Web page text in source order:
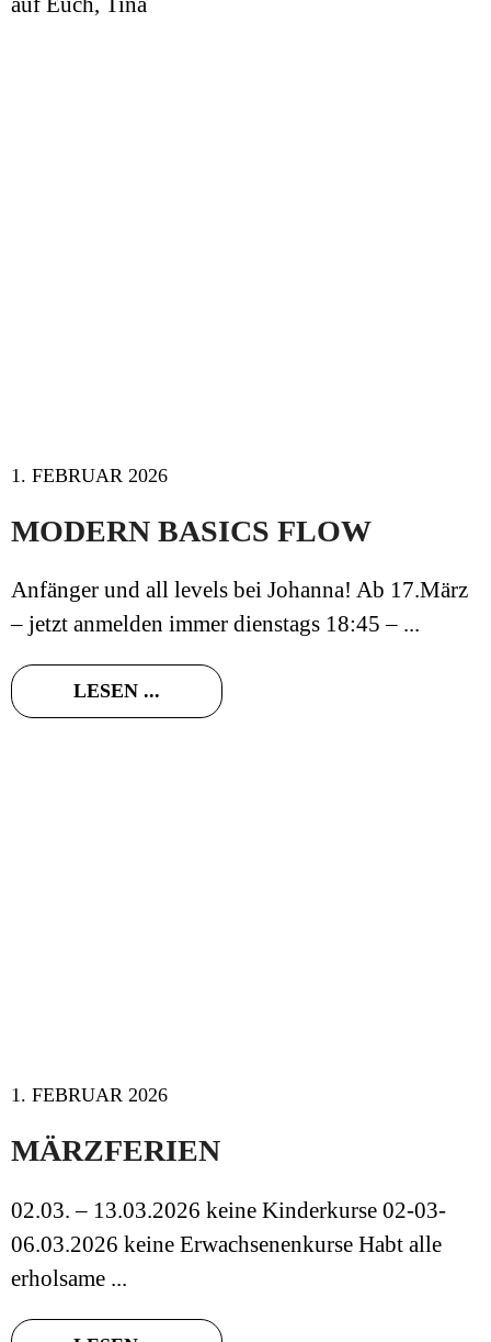
1. FEBRUAR 2026
MODERN BASICS FLOW
Anfänger und all levels bei Johanna! Ab 17.März
– jetzt anmelden immer dienstags 18:45 – ...
LESEN ...
1. FEBRUAR 2026
MÄRZFERIEN
02.03. – 13.03.2026 keine Kinderkurse 02-03-
06.03.2026 keine Erwachsenenkurse Habt alle
erholsame ...